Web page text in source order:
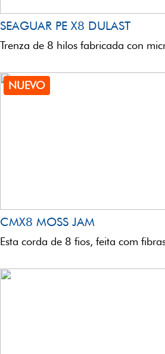
SEAGUAR PE X8 DULAST
NUEVO
CMX8 MOSS JAM